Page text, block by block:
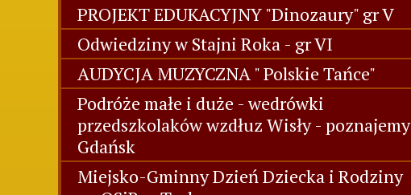
PROJEKT EDUKACYJNY "Dinozaury" gr V
Odwiedziny w Stajni Roka - gr VI
AUDYCJA MUZYCZNA " Polskie Tańce"
Podróże małe i duże - wedrówki
przedszkolaków wzdłuz Wisły - poznajemy
Gdańsk
Miejsko-Gminny Dzień Dziecka i Rodziny